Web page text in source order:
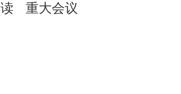
重大会议